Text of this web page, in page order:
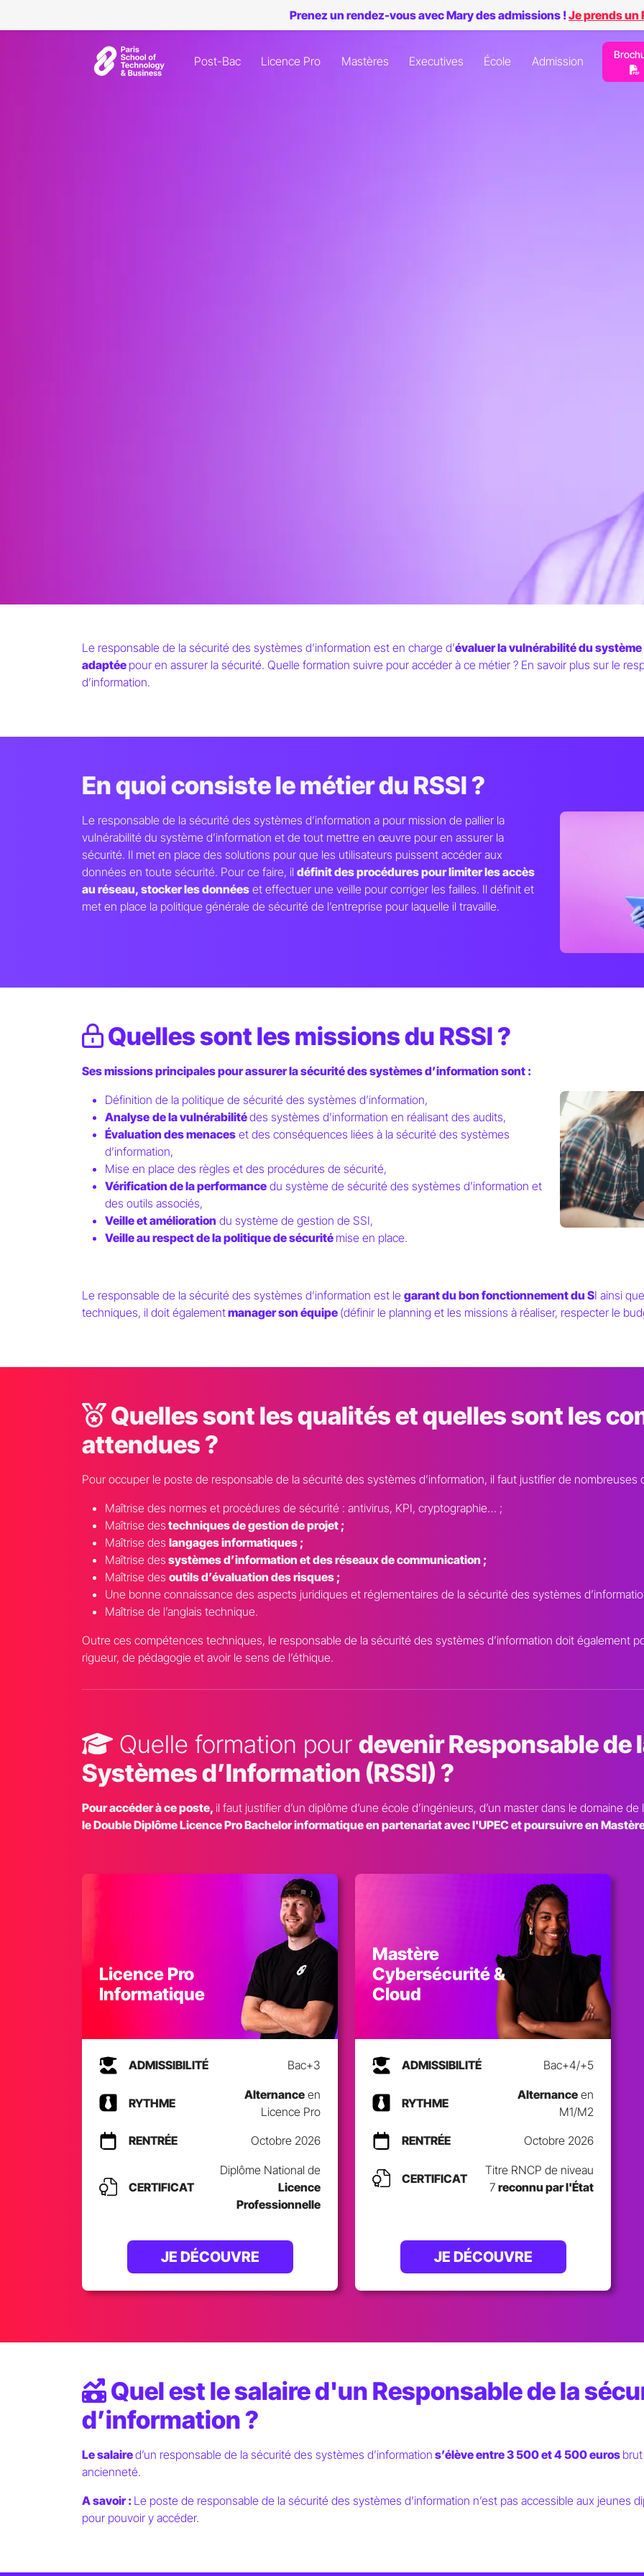
Responsable de la
Sécurité des Systèmes d’Information
Le responsable de la sécurité des systèmes d’information est en charge d’évaluer la vulnérabilité du
adaptée pour en assurer la sécurité. Quelle formation suivre pour accéder à ce métier ? En savoir plus sur le
d’information.
En quoi consiste le métier du RSSI ?
Le responsable de la sécurité des systèmes d’information a pour mission de pallier la
vulnérabilité du système d’information et de tout mettre en œuvre pour en assurer la
sécurité. Il met en place des solutions pour que les utilisateurs puissent accéder aux
données en toute sécurité. Pour ce faire, il définit des procédures pour limiter les accès
au réseau, stocker les données et effectuer une veille pour corriger les failles. Il définit et
met en place la politique générale de sécurité de l’entreprise pour laquelle il travaille.
Quelles sont les missions du RSSI ?
Ses missions principales pour assurer la sécurité des systèmes d’information sont :
Définition de la politique de sécurité des systèmes d’information,
Analyse de la vulnérabilitédes systèmes d’information en réalisant des audits,
Évaluation des menaces et des conséquences liées à la sécurité des systèmes
d’information,
Mise en place des règles et des procédures de sécurité,
Vérification de la performance du système de sécurité des systèmes d’information et
des outils associés,
Veille et amélioration du système de gestion de SSI,
Veille au respect de la politique de sécurité mise en place.
Le responsable de la sécurité des systèmes d’information est le garant du bon fonctionnement du SI ainsi
techniques, il doit égalementmanager son équipe (définir le planning et les missions à réaliser, respecter le
Quelles sont les qualités et quelles sont les
attendues ?
Pour occuper le poste de responsable de la sécurité des systèmes d’information, il faut justifier de nombreuses
Maîtrise des normes et procédures de sécurité : antivirus, KPI, cryptographie… ;
Maîtrise des techniques de gestion de projet ;
Maîtrise des langages informatiques ;
Maîtrise des systèmes d’information et des réseaux de communication ;
Maîtrise des outils d’évaluation des risques ;
Une bonne connaissance des aspects juridiques et réglementaires de la sécurité des systèmes
Maîtrise de l’anglais technique.
Outre ces compétences techniques, le responsable de la sécurité des systèmes d’information doit également
rigueur, de pédagogie et avoir le sens de l’éthique.
Quelle formation pour devenir Responsable de
Systèmes d’Information (RSSI) ?
Pour accéder à ce poste, il faut justifier d’un diplôme d’une école d’ingénieurs, d’un master dans le domaine
le Double Diplôme Licence Pro Bachelor informatique en partenariat avec l'UPEC et poursuivre en
Licence Pro
Informatique
ADMISSIBILITÉ Bac+3
RYTHME
Alternance en
Licence Pro
RENTRÉE Octobre 2026
CERTIFICAT
Diplôme National de
Licence
Professionnelle
JE DÉCOUVRE
Mastère
Cybersécurité &
Cloud
ADMISSIBILITÉ Bac+4/+5
RYTHME
Alternance en
M1/M2
RENTRÉE Octobre 2026
CERTIFICAT
Titre RNCP de niveau
7 reconnu par l'État
JE DÉCOUVRE
Quel est le salaire d'un Responsable de la
d’information ?
Le salaired’un responsable de la sécurité des systèmes d’information s’élève entre 3 500 et 4 500 euros
ancienneté.
A savoir : Le poste de responsable de la sécurité des systèmes d’information n’est pas accessible aux jeunes
pour pouvoir y accéder.
Prenez un rendez-vous avec Mary des admissions !Je prends un
Post-Bac Licence Pro Mastères Executives École Admission